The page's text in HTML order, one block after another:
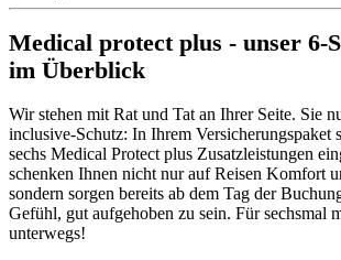
Medical protect plus - unser 6-
im Überblick
Wir stehen mit Rat und Tat an Ihrer Seite. Sie
inclusive-Schutz: In Ihrem Versicherungspaket
sechs Medical Protect plus Zusatzleistungen
schenken Ihnen nicht nur auf Reisen Komfort
sondern sorgen bereits ab dem Tag der
Gefühl, gut aufgehoben zu sein. Für sechsmal
unterwegs!